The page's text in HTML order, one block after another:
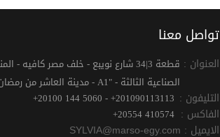
تواصل معنا
العنوان :
قطعة 3|34 شارع نويبع - خلف مصر كافيه -
الصناعية الثالثة - "A1 - مدينة العاشر من رمضان - مصر
التليفون : +20100 144 5060 - +201090113113
الفاكس : +20554 410574
الايميل : SYLVIA@marso-egy.com